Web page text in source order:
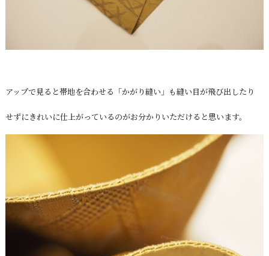
アップで見ると帯地を合わせる「かがり縫い」も縫い目が飛び出したり
せずにきれいに仕上がっているのがお分かりいただけると思います。